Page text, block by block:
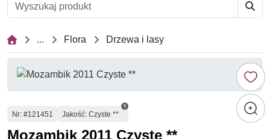
... Flora Drzewa i lasy
Numer
Nr: #121451 Jakość: Czyste **
Mozambik 2011 Czyste **